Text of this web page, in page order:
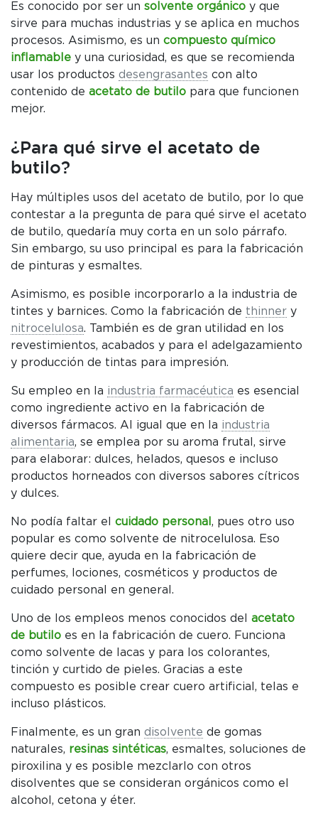
Es conocido por ser un solvente orgánico y que
sirve para muchas industrias y se aplica en muchos
procesos. Asimismo, es un compuesto químico
inflamable y una curiosidad, es que se recomienda
usar los productos desengrasantes con alto
contenido de acetato de butilo para que funcionen
mejor.
¿Para qué sirve el acetato de
butilo?
Hay múltiples usos del acetato de butilo, por lo que
contestar a la pregunta de para qué sirve el acetato
de butilo, quedaría muy corta en un solo párrafo.
Sin embargo, su uso principal es para la fabricación
de pinturas y esmaltes.
Asimismo, es posible incorporarlo a la industria de
tintes y barnices. Como la fabricación de thinner y
nitrocelulosa. También es de gran utilidad en los
revestimientos, acabados y para el adelgazamiento
y producción de tintas para impresión.
Su empleo en la industria farmacéutica es esencial
como ingrediente activo en la fabricación de
diversos fármacos. Al igual que en la industria
alimentaria, se emplea por su aroma frutal, sirve
para elaborar: dulces, helados, quesos e incluso
productos horneados con diversos sabores cítricos
y dulces.
No podía faltar el cuidado personal , pues otro uso
popular es como solvente de nitrocelulosa. Eso
quiere decir que, ayuda en la fabricación de
perfumes, lociones, cosméticos y productos de
cuidado personal en general.
Uno de los empleos menos conocidos del acetato
de butilo es en la fabricación de cuero. Funciona
como solvente de lacas y para los colorantes,
tinción y curtido de pieles. Gracias a este
compuesto es posible crear cuero artificial, telas e
incluso plásticos.
Finalmente, es un gran disolvente de gomas
naturales, resinas sintéticas, esmaltes, soluciones de
piroxilina y es posible mezclarlo con otros
disolventes que se consideran orgánicos como el
alcohol, cetona y éter.